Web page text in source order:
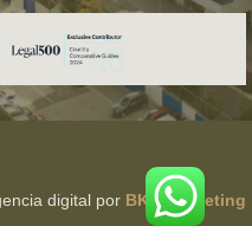
digital por BKB Marketing